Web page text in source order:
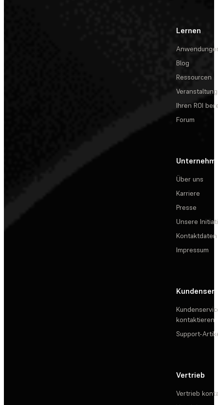
Lernen
Blog
Ressourcen
Ihren ROI
Forum
Über uns
Karriere
Presse
Unsere
Kontaktdaten
Impressum
kontaktieren
Support-
Vertrieb
Vertrieb